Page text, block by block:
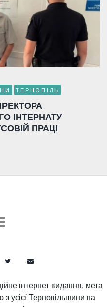
ТЕРНОПІЛЬ
ІНТЕРНАТУ
ПРАЦІ
інтернет видання, мета
усієї Тернопільщини на